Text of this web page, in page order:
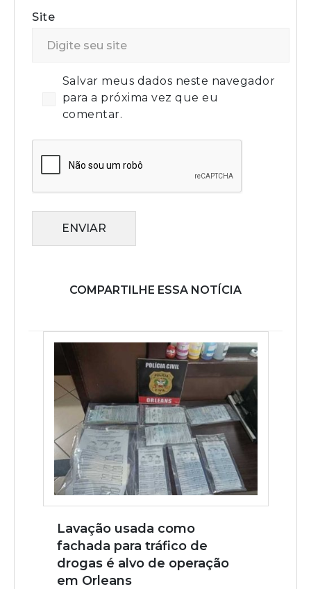
Site
Salvar meus dados neste navegador
para a próxima vez que eu
comentar.
ENVIAR
COMPARTILHE ESSA NOTÍCIA
Lavação usada como
fachada para tráfico de
drogas é alvo de operação
em Orleans